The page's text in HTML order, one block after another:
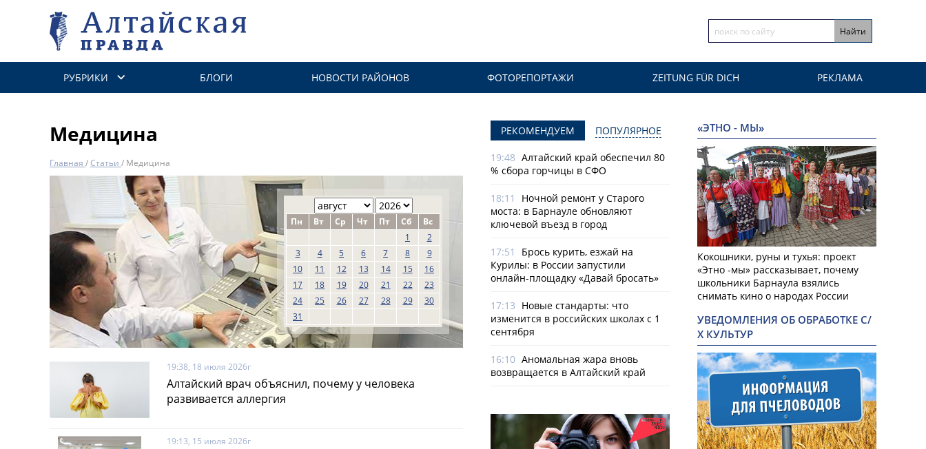
РУБРИКИ БЛОГИ НОВОСТИ РАЙОНОВ ФОТОРЕПОРТАЖИ ZEITUNG FÜR DICH РЕКЛАМА
Медицина
Главная /Статьи / Медицина
Пн Вт Ср Чт Пт Сб
Вс
1
2
3
4 5 6 7 8
9
10
11 12 13 14 15
16
17
18 19 20 21 22
23
24
25 26 27 28 29
30
31
19:38, 18 июля 2026г
Алтайский врач объяснил, почему у человека
развивается аллергия
19:13, 15 июля 2026г
РЕКОМЕНДУЕМ ПОПУЛЯРНОЕ
19:48 Алтайский край обеспечил 80
% сбора горчицы в СФО
18:11
Ночной ремонт у Старого
моста: в Барнауле обновляют
ключевой въезд в город
17:51
Брось курить, езжай на
Курилы: в России запустили
онлайн-­площадку «Давай бросать»
17:13 Новые стандарты: что
изменится в российских школах с 1
сентября
16:10 Аномальная жара вновь
возвращается в Алтайский край
«ЭТНО - МЫ»
Кокошники, руны и тухья: проект
«Этно -мы» рассказывает, почему
школьники Барнаула взялись
снимать кино о народах России
УВЕДОМЛЕНИЯ ОБ ОБРАБОТКЕ С/
Х КУЛЬТУР